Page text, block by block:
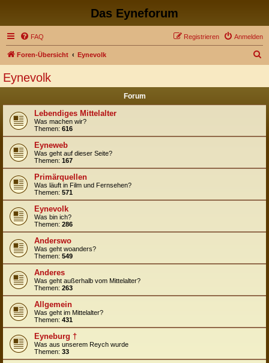
Das Eyneforum
FAQ Anmelden
Registrieren
Foren-Übersicht Eynevolk
Eynevolk
Forum
Lebendiges Mittelalter
Was machen wir?
Themen: 616
Eyneweb
Was geht auf dieser Seite?
Themen: 167
Primärquellen
Was läuft in Film und Fernsehen?
Themen: 571
Eynevolk
Was bin ich?
Themen: 286
Anderswo
Was geht woanders?
Themen: 549
Anderes
Was geht außerhalb vom Mittelalter?
Themen: 263
Allgemein
Was geht im Mittelalter?
Themen: 431
Eyneburg †
Was aus unserem Reych wurde
Themen: 33